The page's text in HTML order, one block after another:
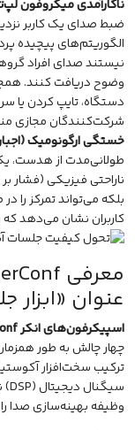
ناکارآمدی میکروفون
ضبط صدای یک کاربر
نیستند صدای افراد
وضوح دریافت کنند.
دستگاه، تایپ کردن یا
شرکت‌کنندگان مجازی
خستگی ارگونومیک
طولانی‌مدت از هدست،
ناراحتی فیزیکی (فشار
بلکه می‌تواند تمرکز
کاربران نشان می‌دهد
عنوان «ابزار
اسپیکرفون‌های انکر PowerConf
چهار چالش به طور
ترکیب سخت‌افزار
وظیفه بهینه‌سازی صدا